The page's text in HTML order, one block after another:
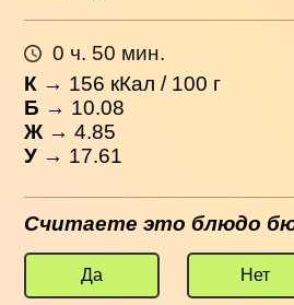
0 ч. 50 мин.
К → 156 кКал / 100 г
Б → 10.08
Ж → 4.85
У → 17.61
Считаете это блюдо
Да Нет